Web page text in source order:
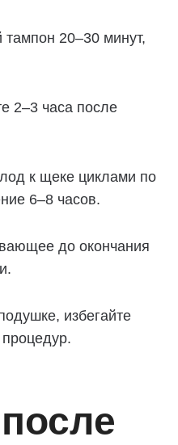
20–30 минут,
2–3 часа после
к щеке циклами по
6–8 часов.
до окончания
избегайте
процедур.